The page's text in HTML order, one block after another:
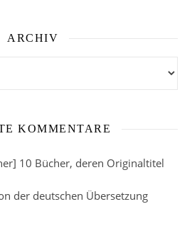
ARCHIV
KOMMENTARE
10 Bücher, deren Originaltitel
der deutschen Übersetzung